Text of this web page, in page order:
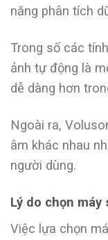
năng phân tích
Trong số các
ảnh tự động là
dễ dàng hơn
Ngoài ra,
âm khác nhau
người dùng.
Lý do chọn
Việc lựa chọn